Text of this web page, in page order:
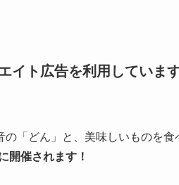
イト広告を利用していま
の「どん」と、美味しいものを食
開催されます！